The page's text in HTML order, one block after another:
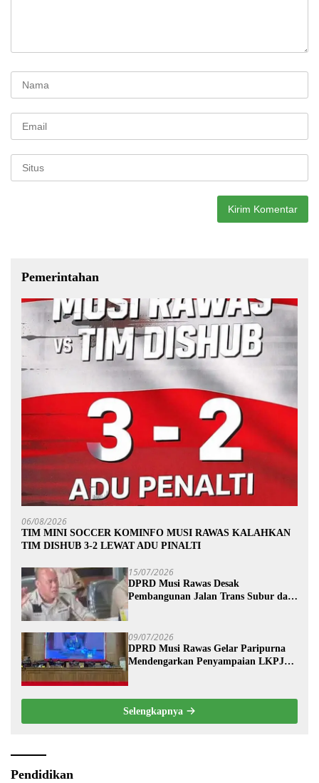
Pemerintahan
06/08/2026
TIM MINI SOCCER KOMINFO MUSI RAWAS KALAHKAN
TIM DISHUB 3-2 LEWAT ADU PINALTI
15/07/2026
DPRD Musi Rawas Desak
Pembangunan Jalan Trans Subur dan
09/07/2026
DPRD Musi Rawas Gelar Paripurna
Mendengarkan Penyampaian LKPJ
Selengkapnya
Pendidikan